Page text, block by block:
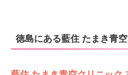
徳島にある藍住 たまき青